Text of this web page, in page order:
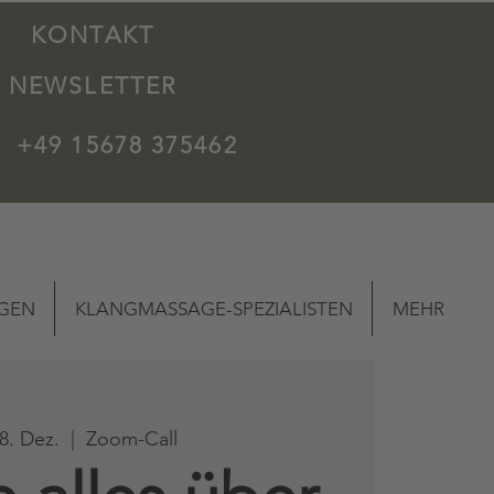
KONTAKT
NEWSLETTER
+49 15678 375462
KLANGMASSAGE-SPEZIALISTEN MEHR
Dez. Zoom-Call